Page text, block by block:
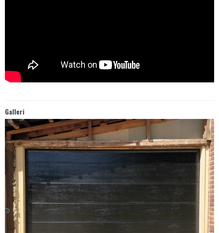
Galleri